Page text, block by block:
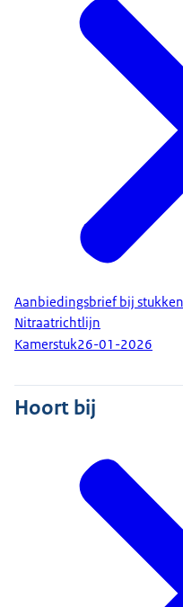
Aanbiedingsbrief bij
Nitraatrichtlijn
Kamerstuk26-01-2026
Hoort bij